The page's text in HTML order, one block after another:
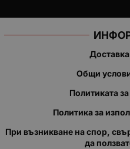
Общи
Политиката
Политика за
При възникване на спор,
да